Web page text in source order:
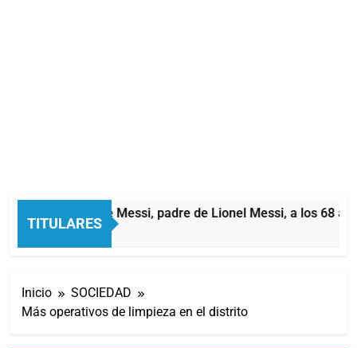
TITULARES
Murió Jorge Messi, padre de Lionel Messi, a los 68
4 Horas Atrás
Inicio
SOCIEDAD
Más operativos de limpieza en el distrito